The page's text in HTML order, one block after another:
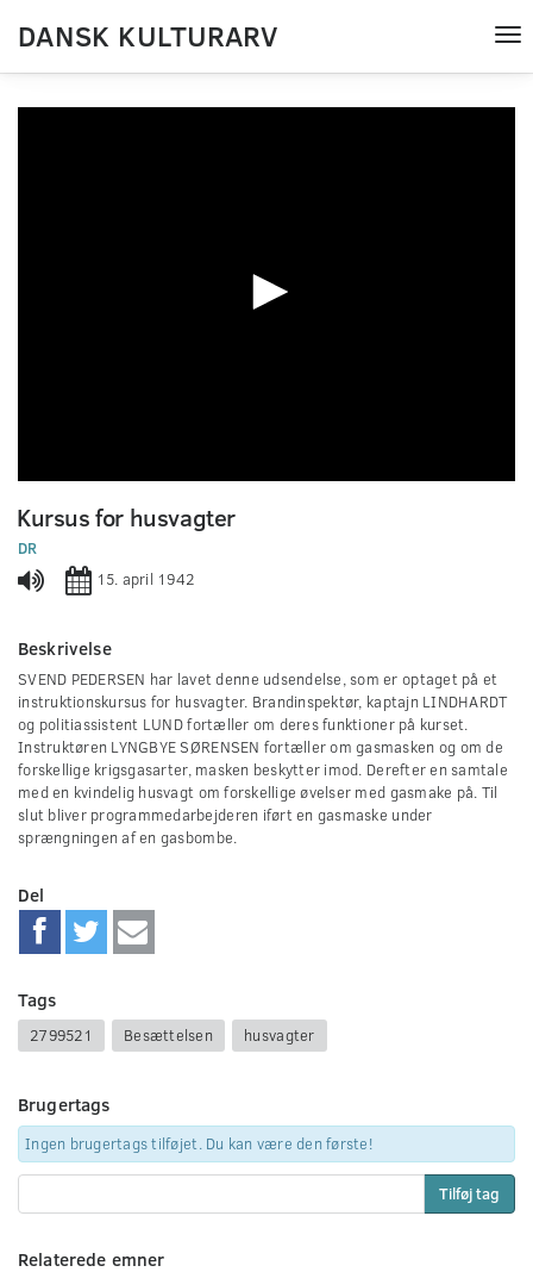
DANSK KULTURARV
seconds
of
0
seconds
Kursus for husvagter
DR
15. april 1942
Beskrivelse
SVEND PEDERSEN har lavet denne udsendelse, som er optaget på et
instruktionskursus for husvagter. Brandinspektør, kaptajn LINDHARDT
og politiassistent LUND fortæller om deres funktioner på kurset.
Instruktøren LYNGBYE SØRENSEN fortæller om gasmasken og om de
forskellige krigsgasarter, masken beskytter imod. Derefter en samtale
med en kvindelig husvagt om forskellige øvelser med gasmake på. Til
slut bliver programmedarbejderen iført en gasmaske under
sprængningen af en gasbombe.
Del
Tags
2799521 Besættelsen husvagter
Brugertags
Ingen brugertags tilføjet. Du kan være den første!
Tilføj tag
Relaterede emner